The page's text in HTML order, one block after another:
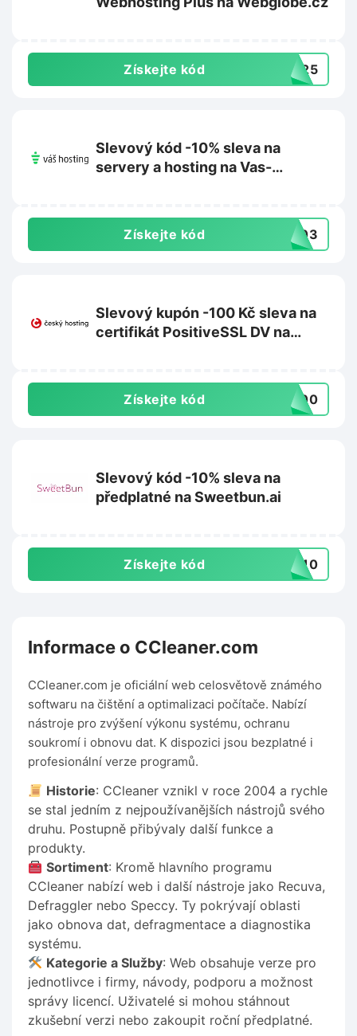
Získejte kód NG25
Slevový kód -10% sleva na
servery a hosting na Vas-
Získejte kód 2303
Slevový kupón -100 Kč sleva na
certifikát PositiveSSL DV na
Získejte kód E100
Slevový kód -10% sleva na
předplatné na Sweetbun.ai
Získejte kód ET10
Informace o CCleaner.com
CCleaner.com je oficiální web celosvětově známého
softwaru na čištění a optimalizaci počítače. Nabízí
nástroje pro zvýšení výkonu systému, ochranu
soukromí i obnovu dat. K dispozici jsou bezplatné i
profesionální verze programů.
Historie: CCleaner vznikl v roce 2004 a rychle
se stal jedním z nejpoužívanějších nástrojů svého
druhu. Postupně přibývaly další funkce a
produkty.
Sortiment: Kromě hlavního programu
CCleaner nabízí web i další nástroje jako Recuva,
Defraggler nebo Speccy. Ty pokrývají oblasti
jako obnova dat, defragmentace a diagnostika
systému.
Kategorie a Služby: Web obsahuje verze pro
jednotlivce i firmy, návody, podporu a možnost
správy licencí. Uživatelé si mohou stáhnout
zkušební verzi nebo zakoupit roční předplatné.